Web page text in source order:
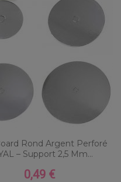
Rond Argent Perforé
– Support 2,5 Mm...
Prix
0,49 €